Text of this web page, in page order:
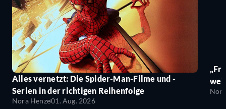
Alles vernetzt: Die Spider-Man-Filme und -
Serien in der richtigen Reihenfolge
Nora Henze01. Aug. 2026